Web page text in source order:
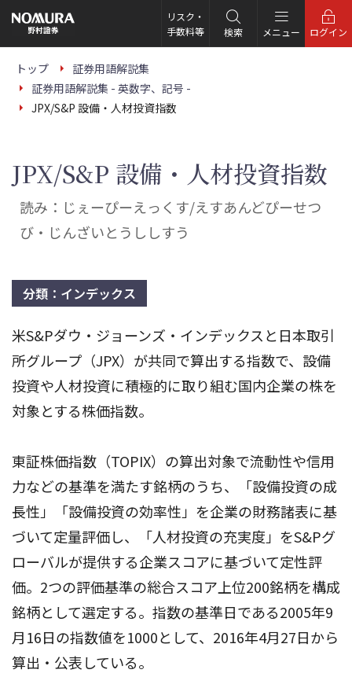
の
ー
リスク・
手数料等
検索 メニュー ログイン
トップ
証券用語解説集
証券用語解説集 - 英数字、記号 -
JPX/S&P 設備・人材投資指数
JPX/S&P 設備・人材投資指数
読み：じぇーぴーえっくす/えすあんどぴーせつ
び・じんざいとうししすう
分類：インデックス
米S&Pダウ・ジョーンズ・インデックスと日本取引
所グループ（JPX）が共同で算出する指数で、設備
投資や人材投資に積極的に取り組む国内企業の株を
対象とする株価指数。
東証株価指数（TOPIX）の算出対象で流動性や信用
力などの基準を満たす銘柄のうち、「設備投資の成
長性」「設備投資の効率性」を企業の財務諸表に基
づいて定量評価し、「人材投資の充実度」をS&Pグ
ローバルが提供する企業スコアに基づいて定性評
価。2つの評価基準の総合スコア上位200銘柄を構成
銘柄として選定する。指数の基準日である2005年9
月16日の指数値を1000として、2016年4月27日から
算出・公表している。